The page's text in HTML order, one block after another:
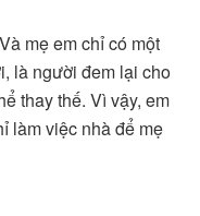
mẹ em chỉ có một
là người đem lại cho
thay thế. Vì vậy, em
làm việc nhà để mẹ